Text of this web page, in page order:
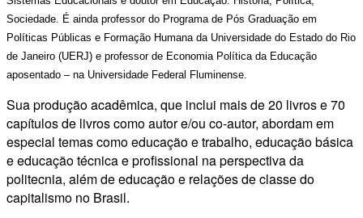
Sociedade. É ainda professor do Programa de Pós Graduação em
Políticas Públicas e Formação Humana da Universidade do Estado do Rio
de Janeiro (UERJ) e professor de Economia Política da Educação
aposentado – na Universidade Federal Fluminense.
Sua produção acadêmica, que inclui mais de 20 livros e 70
capítulos de livros como autor e/ou co-autor, abordam em
especial temas como educação e trabalho, educação básica
e educação técnica e profissional na perspectiva da
politecnia, além de educação e relações de classe do
capitalismo no Brasil.